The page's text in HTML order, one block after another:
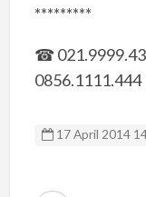
*********
☎
0856.1111.444
17 April 2014